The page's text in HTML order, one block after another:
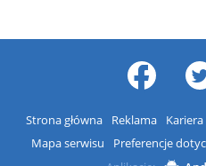
Strona główna Reklama Kariera
Mapa serwisu
Preferencje